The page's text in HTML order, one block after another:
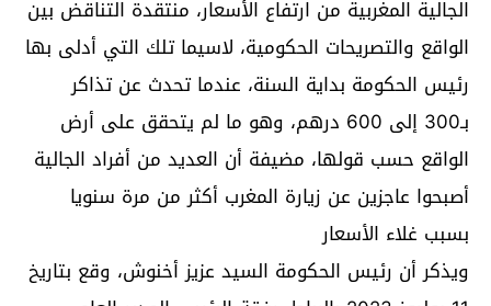
الجالية المغربية من ارتفاع الأسعار، منتقدة التناقض بين
الواقع والتصريحات الحكومية، لاسيما تلك التي أدلى بها
رئيس الحكومة بداية السنة، عندما تحدث عن تذاكر
بـ300 إلى 600 درهم، وهو ما لم يتحقق على أرض
الواقع حسب قولها، مضيفة أن العديد من أفراد الجالية
أصبحوا عاجزين عن زيارة المغرب أكثر من مرة سنويا
بسبب غلاء الأسعار
ويذكر أن رئيس الحكومة السيد عزيز أخنوش، وقع بتاريخ